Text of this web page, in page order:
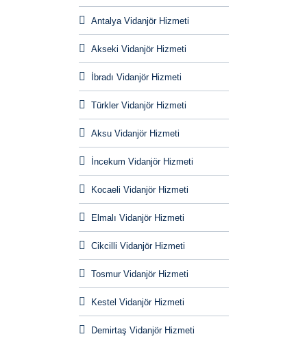
Antalya Vidanjör Hizmeti
Akseki Vidanjör Hizmeti
İbradı Vidanjör Hizmeti
Türkler Vidanjör Hizmeti
Aksu Vidanjör Hizmeti
İncekum Vidanjör Hizmeti
Kocaeli Vidanjör Hizmeti
Elmalı Vidanjör Hizmeti
Cikcilli Vidanjör Hizmeti
Tosmur Vidanjör Hizmeti
Kestel Vidanjör Hizmeti
Demirtaş Vidanjör Hizmeti